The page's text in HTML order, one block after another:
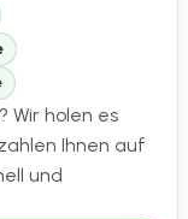
Wir holen es
Ihnen auf
und